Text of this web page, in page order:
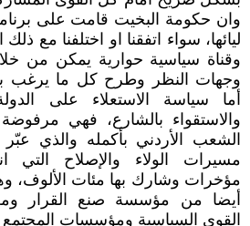
وان حكومة البخيت قامت على
ليائها، سواء اتفقنا او اختلفنا مع
وقناة سياسية حوارية يمكن من
وجهات النظر وطرح كل ما يرغب به
أما سياسة الاستعلاء على
والاستقواء بالشارع، فهي
الشعب الأردني بأكمله والذي
مسيرات الولاء والإصلاح
مؤخرات وشارك بها مئات
أيضا من مؤسسة صنع القرار
القوى السياسية ومؤسسات المجتمع